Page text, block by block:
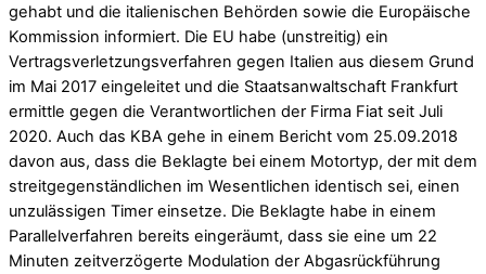
gehabt und die italienischen Behörden sowie die Europäische
Kommission informiert. Die EU habe (unstreitig) ein
Vertragsverletzungsverfahren gegen Italien aus diesem Grund
im Mai 2017 eingeleitet und die Staatsanwaltschaft Frankfurt
ermittle gegen die Verantwortlichen der Firma Fiat seit Juli
2020. Auch das KBA gehe in einem Bericht vom 25.09.2018
davon aus, dass die Beklagte bei einem Motortyp, der mit dem
streitgegenständlichen im Wesentlichen identisch sei, einen
unzulässigen Timer einsetze. Die Beklagte habe in einem
Parallelverfahren bereits eingeräumt, dass sie eine um 22
Minuten zeitverzögerte Modulation der Abgasrückführung